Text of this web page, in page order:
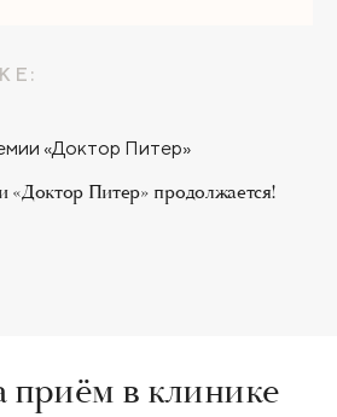
«Доктор Питер» продолжается!
приём в клинике